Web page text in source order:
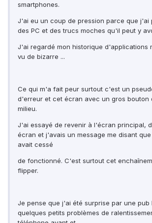
smartphones.
J'ai eu un coup de pression parce que j'ai
des PC et des trucs moches qu'il peut y
J'ai regardé mon historique d'applications
vu de bizarre ...
Ce qui m'a fait peur surtout c'est un
d'erreur et cet écran avec un gros bouton
milieu.
J'ai essayé de revenir à l'écran principal,
écran et j'avais un message me disant
avait cessé
de fonctionné. C'est surtout cet
flipper.
Je pense que j'ai été surprise par une pub
quelques petits problèmes de